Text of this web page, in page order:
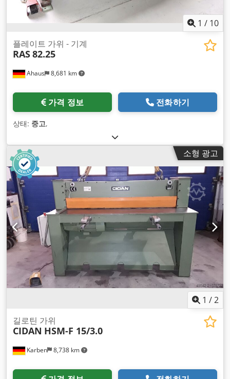
1 / 10
Ahaus 8,681 km
플레이트 가위 - 기계
RAS82.25
가격 정보 전화하기
상태: 중고,
소형 광고
1 /2
Karben 8,738 km
길로틴 가위
CIDAN HSM-F 15/3.0